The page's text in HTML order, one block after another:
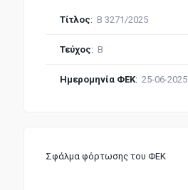
Σφάλμα φόρτωσης του ΦΕΚ
Τίτλος: Β 3271/2025
Τεύχος: Β
Ημερομηνία ΦΕΚ: 25-06-2025